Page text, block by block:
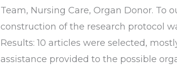
Team, Nursing Care, Organ Donor. To
construction of the research protocol
Results: 10 articles were selected,
assistance provided to the possible